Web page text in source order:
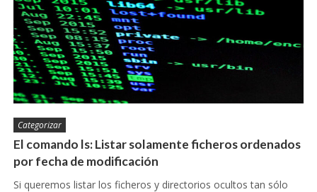
Categorizar
El comando ls: Listar solamente ficheros ordenados
por fecha de modificación
Si queremos listar los ficheros y directorios ocultos tan sólo